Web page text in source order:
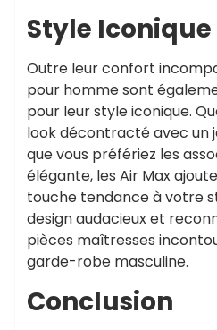
Style Iconique
Outre leur confort
pour homme sont
pour leur style iconique.
look décontracté avec un
que vous préfériez les
élégante, les Air Max
touche tendance à votre
design audacieux et
pièces maîtresses
garde-robe masculine.
Conclusion